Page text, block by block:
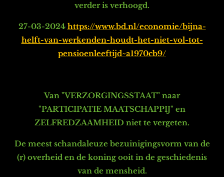
verder is verhoogd.
27-03-2024 https://www.bd.nl/economie/bijna-
helft-van-werkenden-houdt-het-niet-vol-tot-
pensioenleeftijd~a1970cb9/
Van "VERZORGINGSSTAAT" naar
"PARTICIPATIE MAATSCHAPPIJ" en
ZELFREDZAAMHEID niet te vergeten.
De meest schandaleuze bezuinigingsvorm van de
(r) overheid en de koning ooit in de geschiedenis
van de mensheid.